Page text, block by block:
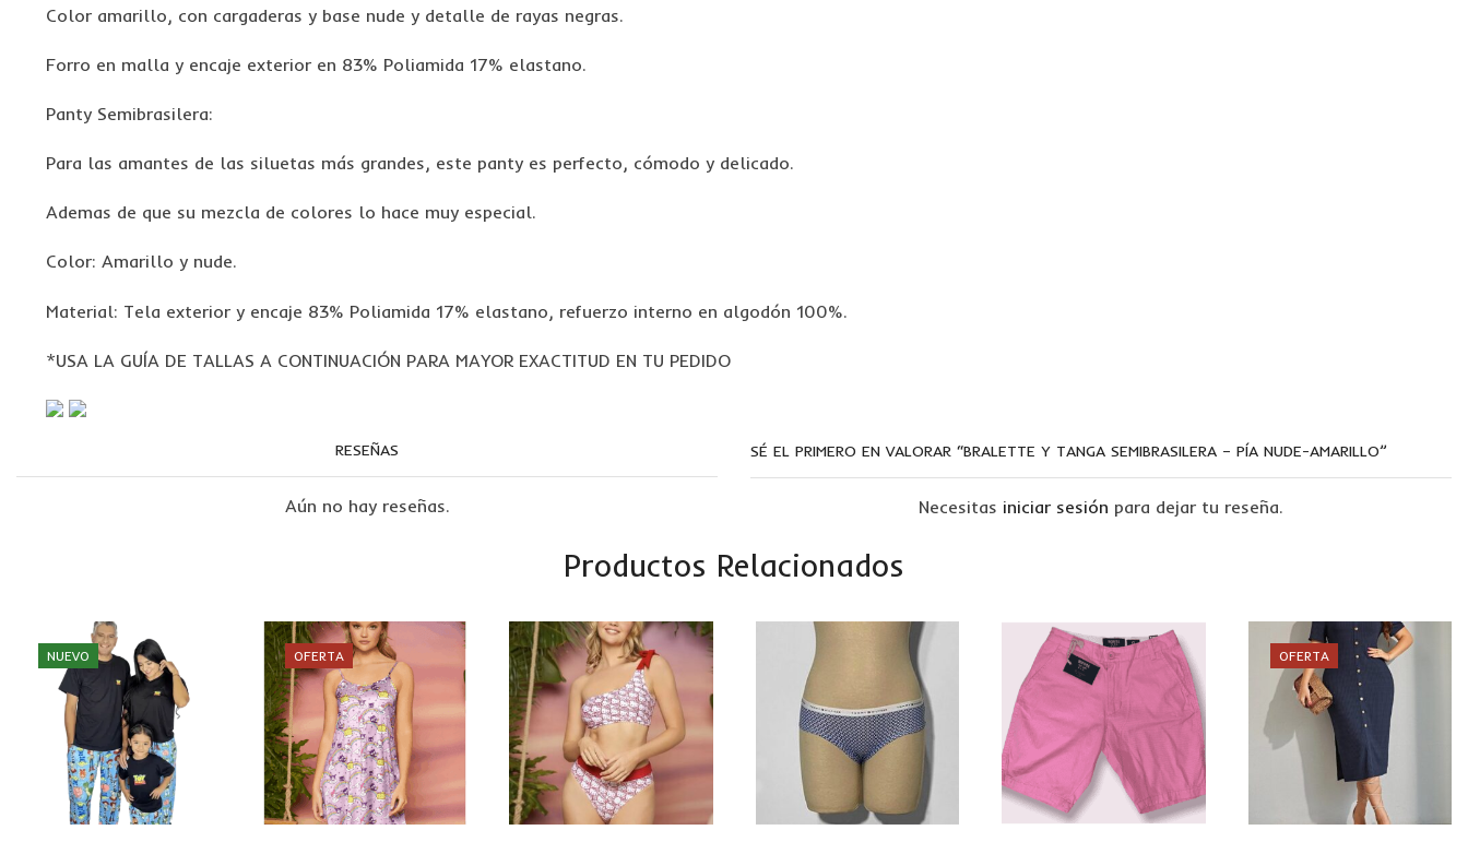
Color amarillo, con cargaderas y base nude y detalle de rayas negras.
Forro en malla y encaje exterior en 83% Poliamida 17% elastano.
Panty Semibrasilera:
Para las amantes de las siluetas más grandes, este panty es perfecto, cómodo y delicado.
Ademas de que su mezcla de colores lo hace muy especial.
Color: Amarillo y nude.
Material: Tela exterior y encaje 83% Poliamida 17% elastano, refuerzo interno en algodón 100%.
*USA LA GUÍA DE TALLAS A CONTINUACIÓN PARA MAYOR EXACTITUD EN TU PEDIDO
RESEÑAS
Aún no hay reseñas.
SÉ EL PRIMERO EN VALORAR “BRALETTE Y TANGA SEMIBRASILERA – PÍA NUDE-AMARILLO”
Necesitas iniciar sesión para dejar tu reseña.
Productos Relacionados
NUEVO OFERTA OFERTA